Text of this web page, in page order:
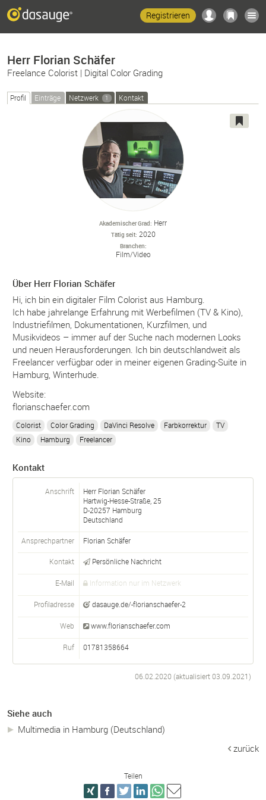
Registrieren
Herr Florian Schäfer
Freelance Colorist | Digital Color Grading
Profil Einträge Netzwerk 1 Kontakt
Akademischer Grad Herr
Tätig seit 2020
Branchen
Film/Video
Über Herr Florian Schäfer
Hi, ich bin ein digitaler Film Colorist aus Hamburg.
Ich habe jahrelange Erfahrung mit Werbefilmen (TV & Kino),
Industriefilmen, Dokumentationen, Kurzfilmen, und
Musikvideos – immer auf der Suche nach modernen Looks
und neuen Herausforderungen. Ich bin deutschlandweit als
Freelancer verfügbar oder in meiner eigenen Grading-Suite in
Hamburg, Winterhude.
Website:
florianschaefer.com
Colorist Color Grading DaVinci Resolve Farbkorrektur
TV
Kino
Hamburg Freelancer
Kontakt
Anschrift
Herr Florian Schäfer
Hartwig-Hesse-Straße, 25
D-20257 Hamburg
Deutschland
Ansprechpartner Florian Schäfer
Kontakt Persönliche Nachricht
E-Mail Information nur im Netzwerk
Profiladresse dasauge.de/-florianschaefer-2
Web www.florianschaefer.com
Ruf 01781358664
06.02.2020 (aktualisiert03.09.2021)
Siehe auch
Multimedia in Hamburg (Deutschland)
zurück
Teilen